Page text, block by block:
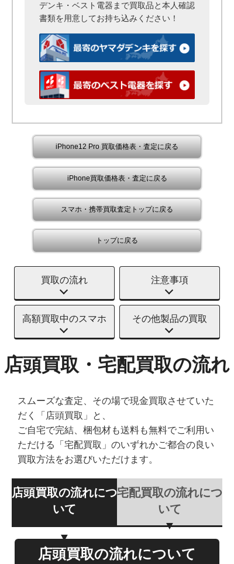
デンキ・ベスト電器まで買取品と本人確認
書類を用意してお持ち込みください！
iPhone12 Pro 買取価格表・査定に戻る
iPhone買取価格表・査定に戻る
スマホ・携帯買取査定トップに戻る
トップに戻る
買取の流れ 注意事項
高額買取中のスマホ その他製品の買取
店頭買取・宅配買取の流れ
スムーズな査定、その場で現金買取させていた
だく「店頭買取」と、
ご自宅で完結、梱包材も送料も無料でご利用い
ただける「宅配買取」のいずれかご都合の良い
買取方法をお選びいただけます。
店頭買取の流れにつ
いて
宅配買取の流れにつ
いて
店頭買取の流れについて